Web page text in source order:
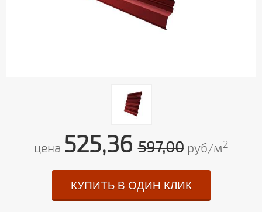
цена 525,36597,00руб/м2
КУПИТЬ В ОДИН КЛИК